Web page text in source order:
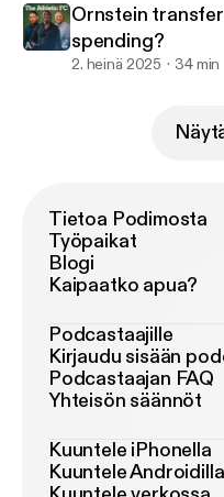
Ornstein
spending?
2. heinä 2025 34 min
Tietoa Podimosta
Työpaikat
Blogi
Kaipaatko apua?
Podcastaajille
Kirjaudu sisään
Podcastaajan FAQ
Yhteisön säännöt
Kuuntele iPhonella
Kuuntele Androidilla